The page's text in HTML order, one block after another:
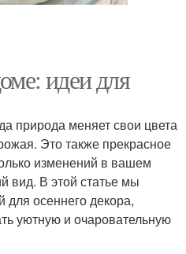
идеи для
природа меняет свои цвета
Это также прекрасное
изменений в вашем
вид. В этой статье мы
для осеннего декора,
уютную и очаровательную